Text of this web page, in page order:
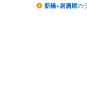
新橋×居酒屋の